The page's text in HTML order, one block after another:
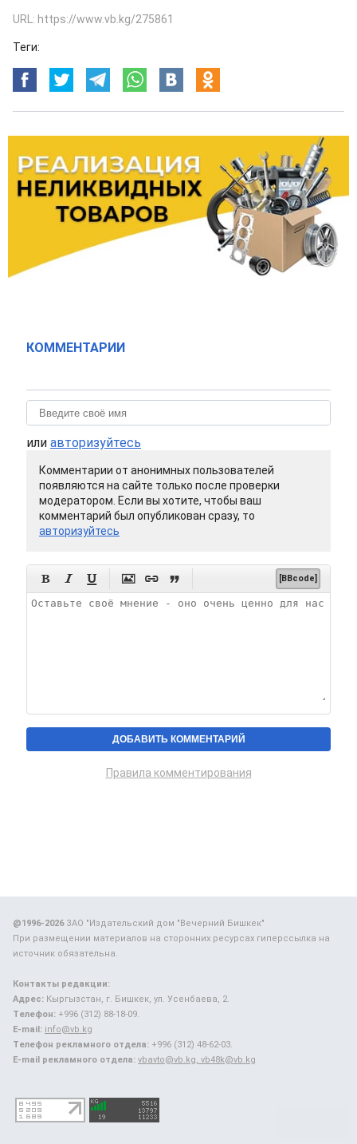
URL: https://www.vb.kg/275861
Теги:
КОММЕНТАРИИ
или авторизуйтесь
Комментарии от анонимных пользователей
появляются на сайте только после проверки
модератором. Если вы хотите, чтобы ваш
комментарий был опубликован сразу, то
авторизуйтесь
      [BBcode]
Правила комментирования
@1996-2026ЗАО "Издательский дом "Вечерний Бишкек"
При размещении материалов на сторонних ресурсах гиперссылка на
источник обязательна.
Контакты редакции:
Адрес: Кыргызстан, г. Бишкек, ул. Усенбаева, 2.
Телефон: +996 (312) 88-18-09.
E-mail: info@vb.kg
Телефон рекламного отдела: +996 (312) 48-62-03.
E-mail рекламного отдела: vbavto@vb.kg, vb48k@vb.kg